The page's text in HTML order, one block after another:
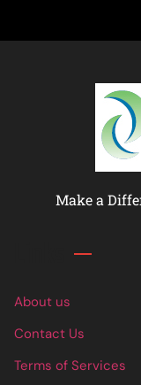
Make a
About us
Contact Us
Terms of Services